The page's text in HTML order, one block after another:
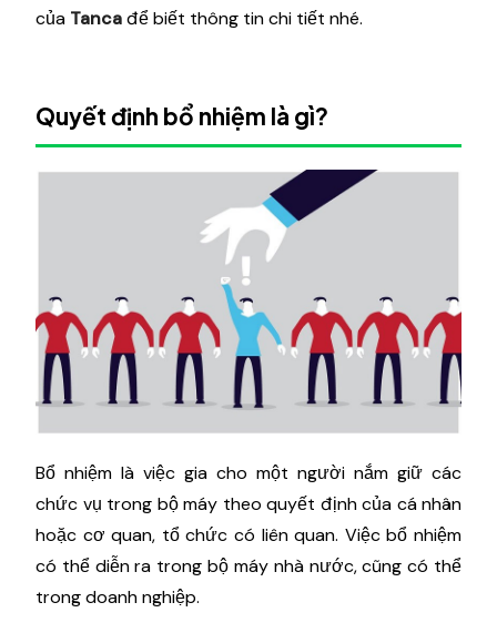
của Tancađể biết thông tin chi tiết nhé.
Quyết định bổ nhiệm là gì?
Bổ nhiệm là việc gia cho một người nắm giữ các
chức vụ trong bộ máy theo quyết định của cá nhân
hoặc cơ quan, tổ chức có liên quan. Việc bổ nhiệm
có thể diễn ra trong bộ máy nhà nước, cũng có thể
trong doanh nghiệp.